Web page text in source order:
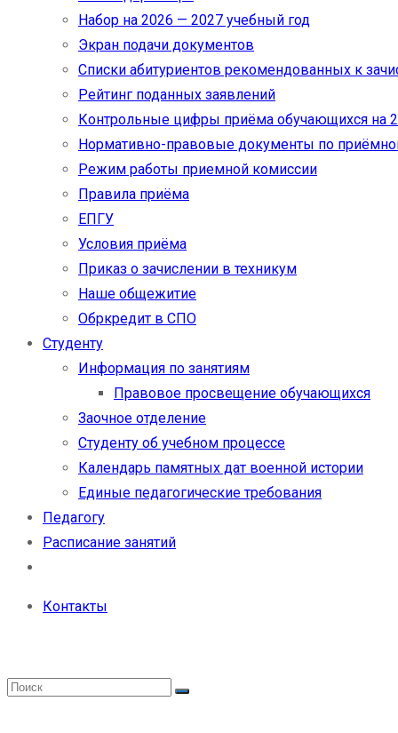
Набор на 2026 — 2027 учебный год
Экран подачи документов
Cписки абитуриентов рекомендованных к
Рейтинг поданных заявлений
Контрольные цифры приёма обучающихся на
Нормативно-правовые документы по
Режим работы приемной комиссии
Правила приёма
ЕПГУ
Условия приёма
Приказ о зачислении в техникум
Наше общежитие
Обркредит в СПО
Студенту
Информация по занятиям
Правовое просвещение обучающихся
Заочное отделение
Студенту об учебном процессе
Календарь памятных дат военной истории
Единые педагогические требования
Педагогу
Расписание занятий
Контакты